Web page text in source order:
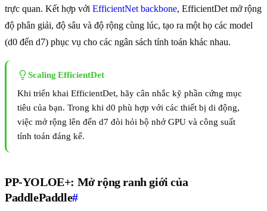
trực quan. Kết hợp với EfficientNet backbone, EfficientDet mở rộng
độ phân giải, độ sâu và độ rộng cùng lúc, tạo ra một họ các model
(d0 đến d7) phục vụ cho các ngân sách tính toán khác nhau.
Scaling EfficientDet
Khi triển khai EfficientDet, hãy cân nhắc kỹ phần cứng mục
tiêu của bạn. Trong khi d0 phù hợp với các thiết bị di động,
việc mở rộng lên đến d7 đòi hỏi bộ nhớ GPU và công suất
tính toán đáng kể.
PP-YOLOE+: Mở rộng ranh giới của
PaddlePaddle#